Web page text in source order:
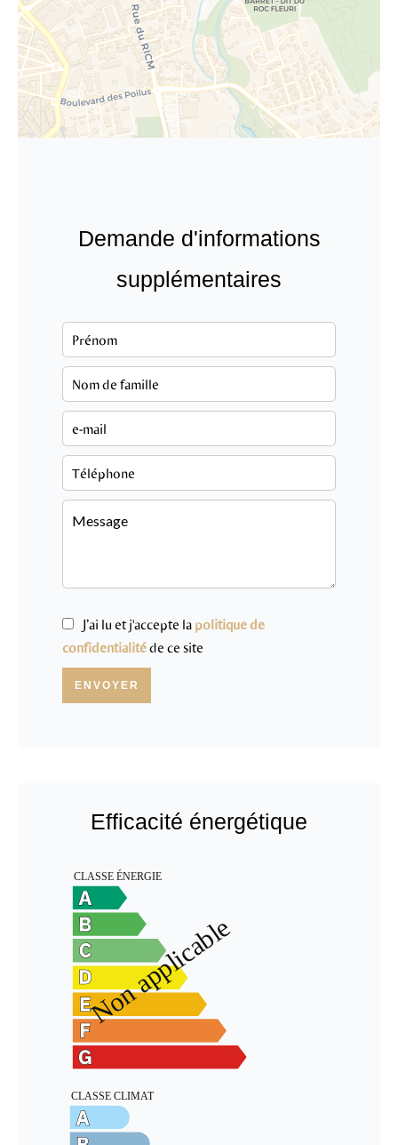
Demande d'informations
supplémentaires
J’ai lu et j'accepte la politique de
confidentialitéde ce site
ENVOYER
Efficacité énergétique